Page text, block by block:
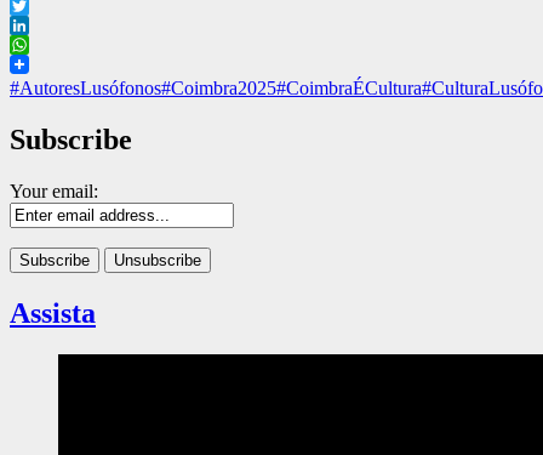
Facebook
Twitter
LinkedIn
WhatsApp
#AutoresLusófonos#Coimbra2025#CoimbraÉCultura
Subscribe
Your email:
Assista